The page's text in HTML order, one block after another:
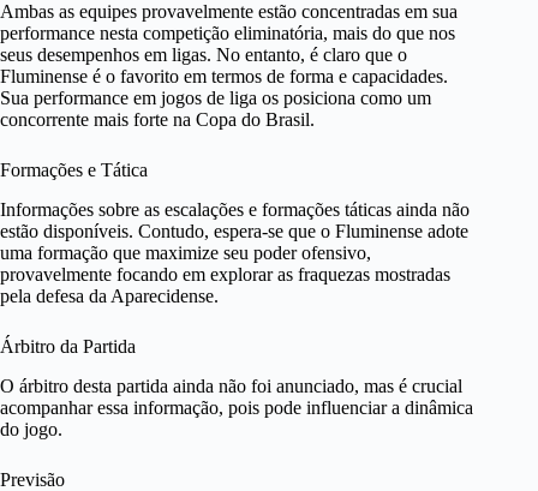
Ambas as equipes provavelmente estão concentradas em sua
performance nesta competição eliminatória, mais do que nos
seus desempenhos em ligas. No entanto, é claro que o
Fluminense é o favorito em termos de forma e capacidades.
Sua performance em jogos de liga os posiciona como um
concorrente mais forte na Copa do Brasil.
Formações e Tática
Informações sobre as escalações e formações táticas ainda não
estão disponíveis. Contudo, espera-se que o Fluminense adote
uma formação que maximize seu poder ofensivo,
provavelmente focando em explorar as fraquezas mostradas
pela defesa da Aparecidense.
Árbitro da Partida
O árbitro desta partida ainda não foi anunciado, mas é crucial
acompanhar essa informação, pois pode influenciar a dinâmica
do jogo.
Previsão